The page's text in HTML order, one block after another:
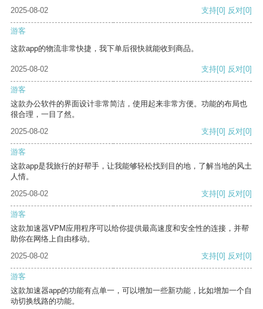
2025-08-02
支持[0] 反对[0]
游客
这款app的物流非常快捷，我下单后很快就能收到商品。
2025-08-02 支持[0] 反对[0]
游客
这款办公软件的界面设计非常简洁，使用起来非常方便。功能的布局也
很合理，一目了然。
2025-08-02
支持[0] 反对[0]
游客
这款app是我旅行的好帮手，让我能够轻松找到目的地，了解当地的风土
人情。
2025-08-02
支持[0] 反对[0]
游客
这款加速器VPM应用程序可以给你提供最高速度和安全性的连接，并帮
助你在网络上自由移动。
2025-08-02
支持[0] 反对[0]
游客
这款加速器app的功能有点单一，可以增加一些新功能，比如增加一个自
动切换线路的功能。